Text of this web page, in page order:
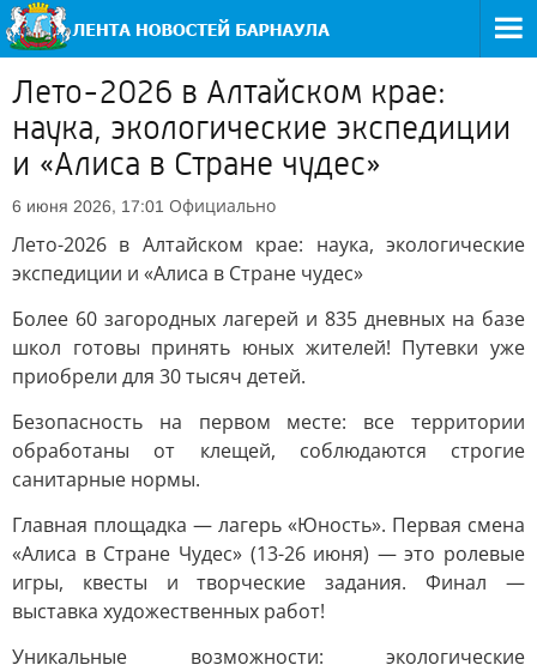
Лето-2026 в Алтайском крае:
наука, экологические экспедиции
и «Алиса в Стране чудес»
6 июня 2026, 17:01 Официально
Лето-2026 в Алтайском крае: наука, экологические
экспедиции и «Алиса в Стране чудес»
Более 60 загородных лагерей и 835 дневных на базе
школ готовы принять юных жителей! Путевки уже
приобрели для 30 тысяч детей.
Безопасность на первом месте: все территории
обработаны от клещей, соблюдаются строгие
санитарные нормы.
Главная площадка — лагерь «Юность». Первая смена
«Алиса в Стране Чудес» (13-26 июня) — это ролевые
игры, квесты и творческие задания. Финал —
выставка художественных работ!
Уникальные возможности: экологические